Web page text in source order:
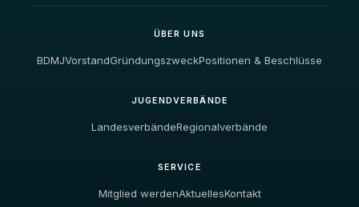
ÜBER UNS
BDMJVorstandGründungszweckPositionen & Beschlüsse
JUGENDVERBÄNDE
LandesverbändeRegionalverbände
SERVICE
Mitglied werdenAktuellesKontakt